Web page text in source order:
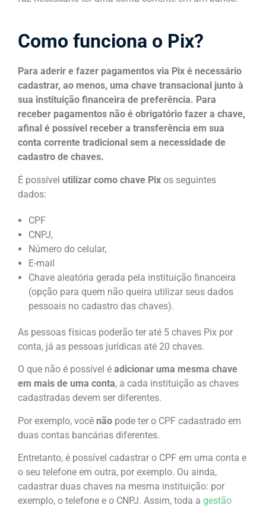
Como funciona o Pix?
Para aderir e fazer pagamentos via Pix é necessário
cadastrar, ao menos, uma chave transacional junto à
sua instituição financeira de preferência. Para
receber pagamentos não é obrigatório fazer a chave,
afinal é possível receber a transferência em sua
conta corrente tradicional sem a necessidade de
cadastro de chaves.
É possível utilizar como chave Pix os seguintes
dados:
CPF
CNPJ,
Número do celular,
E-mail
Chave aleatória gerada pela instituição financeira
(opção para quem não queira utilizar seus dados
pessoais no cadastro das chaves).
As pessoas físicas poderão ter até 5 chaves Pix por
conta, já as pessoas jurídicas até 20 chaves.
O que não é possível é adicionar uma mesma chave
em mais de uma conta, a cada instituição as chaves
cadastradas devem ser diferentes.
Por exemplo, você não pode ter o CPF cadastrado em
duas contas bancárias diferentes.
Entretanto, é possível cadastrar o CPF em uma conta e
o seu telefone em outra, por exemplo. Ou ainda,
cadastrar duas chaves na mesma instituição: por
exemplo, o telefone e o CNPJ. Assim, toda a gestão